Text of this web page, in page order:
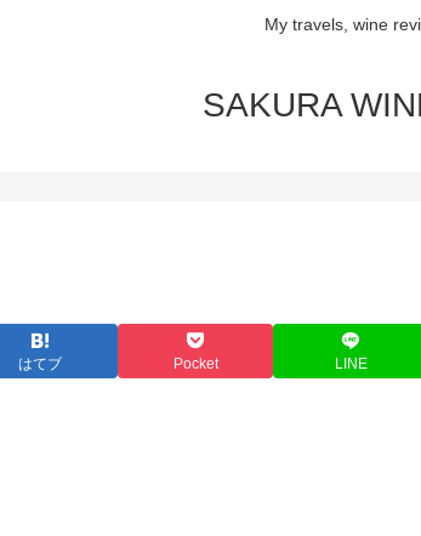
My travels, wine
SAKURA
はてブ Pocket LINE